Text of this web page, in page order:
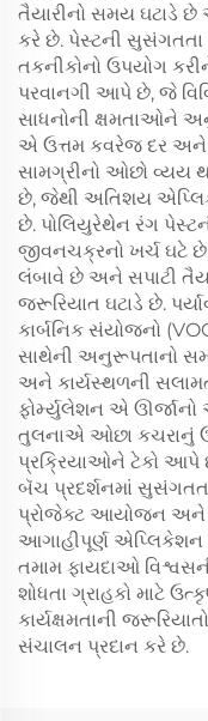
તૈયારીનો સમય ઘટાડે
કરે છે. પેસ્ટની સુસંગતતા
તકનીકોનો ઉપયોગ
પરવાનગી આપે છે, જે
સાધનોની ક્ષમતાઓને
એ ઉત્તમ કવરેજ દર અને
સામગ્રીનો ઓછો વ્યય
છે, જેથી અતિશય
છે. પોલિયુરેથેન રંગ
જીવનચક્રનો ખર્ચ ઘટે
લંબાવે છે અને સપાટી
જરૂરિયાત ઘટાડે છે.
કાર્બનિક સંયોજનો
સાથેની અનુરૂપતાનો
અને કાર્યસ્થળની
ફોર્મ્યુલેશન એ ઊર્જાનો
તુલનાએ ઓછા કચરાનું
પ્રક્રિયાઓને ટેકો આપે
બૅચ પ્રદર્શનમાં
પ્રોજેક્ટ આયોજન અને
આગાહીપૂર્ણ
તમામ ફાયદાઓ
શોધતા ગ્રાહકો માટે
કાર્યક્ષમતાની
સંચાલન પ્રદાન કરે છે.